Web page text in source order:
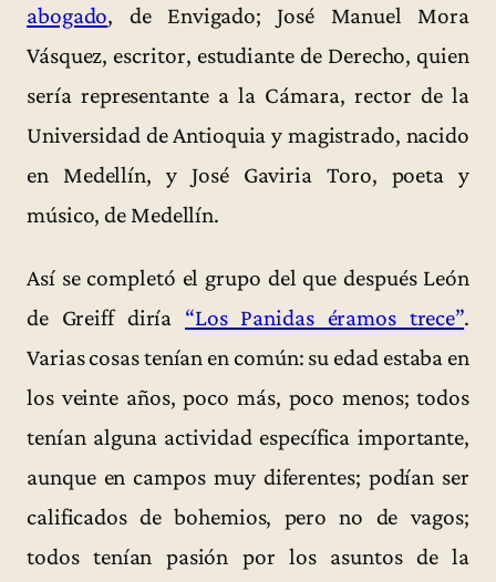
abogado, de Envigado; José Manuel Mora
Vásquez, escritor, estudiante de Derecho, quien
sería representante a la Cámara, rector de la
Universidad de Antioquia y magistrado, nacido
en Medellín, y José Gaviria Toro, poeta y
músico, de Medellín.
Así se completó el grupo del que después León
de Greiff diría “Los Panidas éramos trece”.
Varias cosas tenían en común: su edad estaba en
los veinte años, poco más, poco menos; todos
tenían alguna actividad específica importante,
aunque en campos muy diferentes; podían ser
calificados de bohemios, pero no de vagos;
todos tenían pasión por los asuntos de la